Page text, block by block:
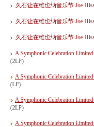
久石让在维也纳音乐节 Joe
久石让在维也纳音乐节 Joe
久石让在维也纳音乐节 Joe
A Symphonic Celebration
(2LP)
A Symphonic Celebration
(LP)
A Symphonic Celebration
(2LP)
A Symphonic Celebration